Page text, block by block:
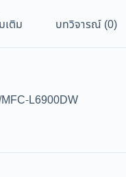
เติม บทวิจารณ์ (0)
L6900DW